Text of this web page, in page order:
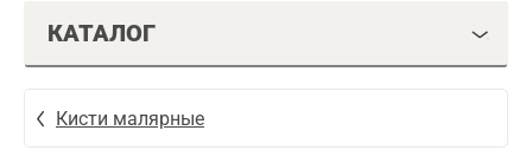
КАТАЛОГ
Кисти малярные